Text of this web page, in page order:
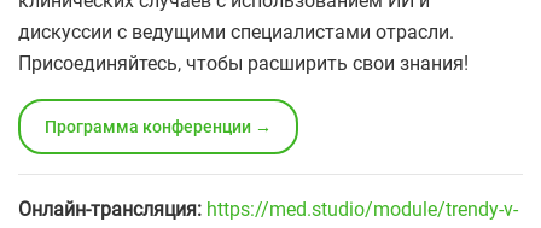
дискуссии с ведущими специалистами отрасли.
Присоединяйтесь, чтобы расширить свои знания!
Программа конференции →
Онлайн-трансляция: https://med.studio/module/trendy-v-